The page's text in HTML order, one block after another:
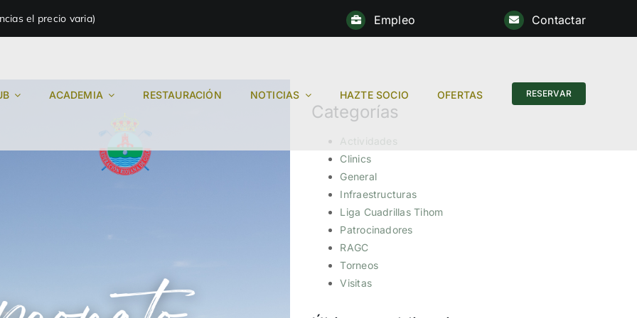
el precio varia) Empleo Contactar
ACADEMIA RESTAURACIÓN NOTICIAS HAZTE SOCIO OFERTAS RESERVAR
Categorías
Clinics
General
Infraestructuras
Liga Cuadrillas Tihom
Patrocinadores
RAGC
Torneos
Visitas